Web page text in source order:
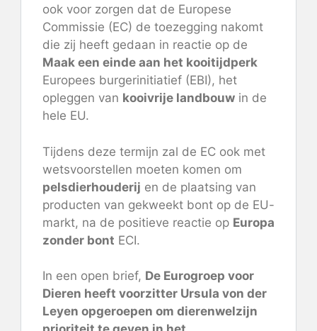
ook voor zorgen dat de Europese
Commissie (EC) de toezegging nakomt
die zij heeft gedaan in reactie op de
Maak een einde aan het kooitijdperk
Europees burgerinitiatief (EBI), het
opleggen van kooivrije landbouw in de
hele EU.
Tijdens deze termijn zal de EC ook met
wetsvoorstellen moeten komen om
pelsdierhouderij en de plaatsing van
producten van gekweekt bont op de EU-
markt, na de positieve reactie op Europa
zonder bont ECI.
In een open brief, De Eurogroep voor
Dieren heeft voorzitter Ursula von der
Leyen opgeroepen om dierenwelzijn